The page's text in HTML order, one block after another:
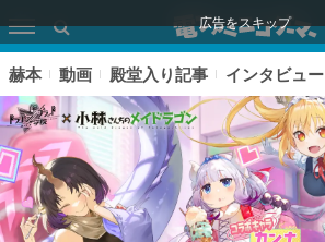
広告をスキップ
赫本 動画 殿堂入り記事 インタビュー